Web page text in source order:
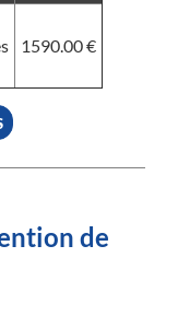
1590.00 €
de